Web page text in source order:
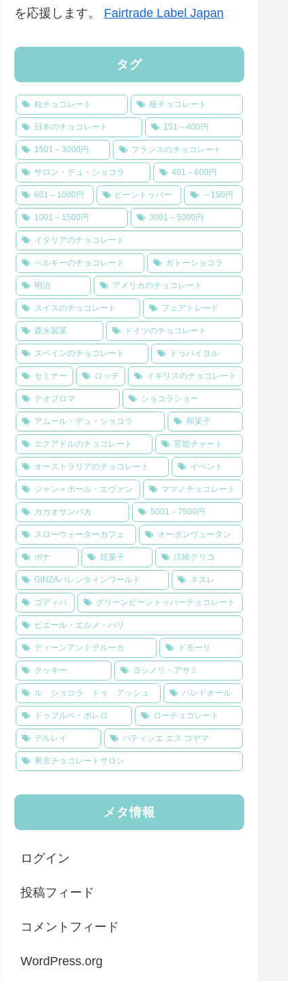
を応援します。 Fairtrade Label Japan
タグ
粒チョコレート 板チョコレート
日本のチョコレート 151～400円
1501～3000円 フランスのチョコレート
サロン・デュ・ショコラ 401～600円
601～1000円 ビーントゥバー ～150円
1001～1500円 3001～5000円
イタリアのチョコレート
ベルギーのチョコレート ガトーショコラ
明治 アメリカのチョコレート
スイスのチョコレート フェアトレード
森永製菓 ドイツのチョコレート
スペインのチョコレート ドゥバイヨル
セミナー ロッテ イギリスのチョコレート
テオブロマ ショコラショー
アムール・デュ・ショコラ 和菓子
エクアドルのチョコレート 官能チャート
オーストラリアのチョコレート イベント
ジャン＝ポール・エヴァン ママノチョコレート
カカオサンパカ 5001～7500円
スローウォーターカフェ オーボンヴュータン
ボナ 焼菓子 江崎グリコ
GINZAバレンタインワールド ネスレ
ゴディバ グリーンビーントゥバーチョコレート
ピエール・エルメ・パリ
ディーンアンドデルーカ ドモーリ
クッキー ヨシノリ・アサミ
ル ショコラ ドゥ アッシュ パレドオール
ドゥブルベ・ボレロ ローチョコレート
デルレイ パティシエ エス コヤマ
東京チョコレートサロン
メタ情報
ログイン
投稿フィード
コメントフィード
WordPress.org